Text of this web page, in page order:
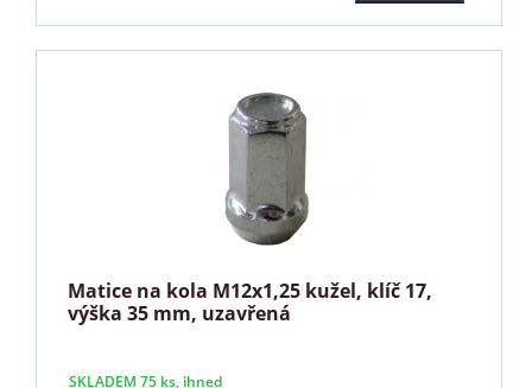
Matice na kola M12x1,25 kužel, klíč 17,
výška 35 mm, uzavřená
SKLADEM 75 ks, ihned